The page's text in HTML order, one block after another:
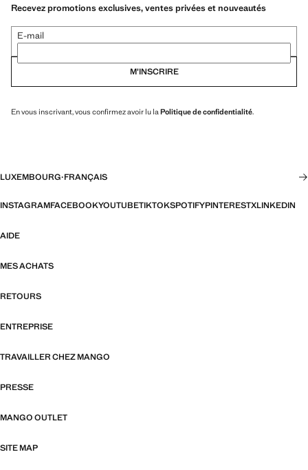
Recevez promotions exclusives, ventes privées et nouveautés
E-mail
M’INSCRIRE
En vous inscrivant, vous confirmez avoir lu la Politique de confidentialité.
LUXEMBOURG·FRANÇAIS
INSTAGRAMFACEBOOKYOUTUBETIKTOKSPOTIFYPINTERESTXLINKEDIN
AIDE
MES ACHATS
RETOURS
ENTREPRISE
TRAVAILLER CHEZ MANGO
PRESSE
MANGO OUTLET
SITE MAP